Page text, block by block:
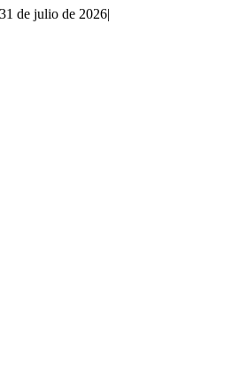
31 de julio de 2026|